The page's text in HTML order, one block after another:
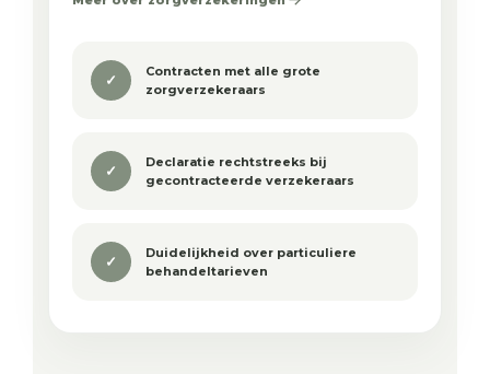
✓
Contracten met alle grote
zorgverzekeraars
✓
Declaratie rechtstreeks bij
gecontracteerde verzekeraars
✓
Duidelijkheid over particuliere
behandeltarieven